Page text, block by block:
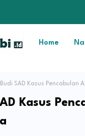
Home
SAD Kasus Pencabulan
Kasus